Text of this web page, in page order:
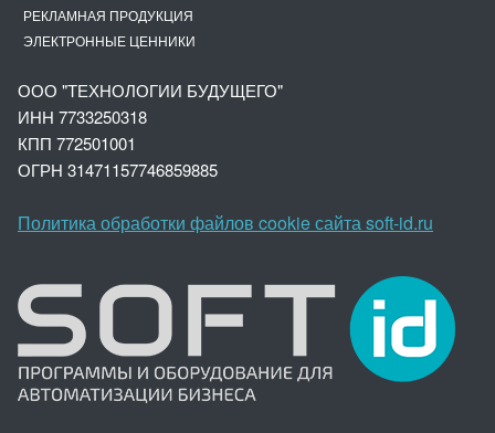
РЕКЛАМНАЯ ПРОДУКЦИЯ
ЭЛЕКТРОННЫЕ ЦЕННИКИ
ООО "ТЕХНОЛОГИИ БУДУЩЕГО"
ИНН 7733250318
КПП 772501001
ОГРН 31471157746859885
Политика обработки файлов cookie сайта soft-id.ru